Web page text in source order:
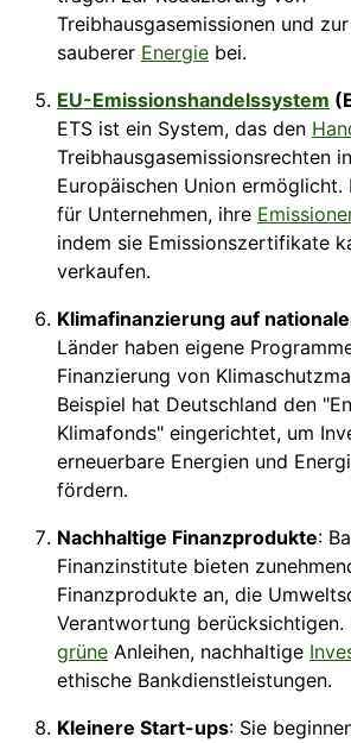
Treibhausgasemissionen und
sauberer Energie bei.
EU-Emissionshandelssystem
ETS ist ein System, das den
Treibhausgasemissionsrechten
Europäischen Union
für Unternehmen, ihre
indem sie Emissionszertifikate
verkaufen.
Klimafinanzierung auf
Länder haben eigene
Finanzierung von
Beispiel hat Deutschland den
Klimafonds" eingerichtet, um
erneuerbare Energien und
fördern.
Nachhaltige Finanzprodukte:
Finanzinstitute bieten
Finanzprodukte an, die
Verantwortung berücksichtigen.
grüne Anleihen, nachhaltige
ethische Bankdienstleistungen.
Kleinere Start-ups: Sie